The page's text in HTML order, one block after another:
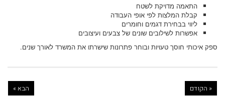
התאמה מדויקת לשטח
קבלת המלצות לפי אופי העבודה
ליווי בבחירת דגמים וחומרים
אפשרות לשילובים שונים של צבעים ועיצובים
ספק איכותי חוסך טעויות ובוחר פתרונות שישרתו את המשרד לאורך שנים.
« הקודם הבא »